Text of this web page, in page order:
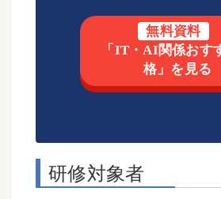
無料資料
「IT・AI関係おす
格」を見る
研修対象者